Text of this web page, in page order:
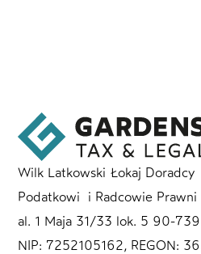
Wilk Latkowski Łokaj Doradcy
Podatkowi i Radcowie Prawni
al. 1 Maja 31/33 lok. 5 90-
NIP: 7252105162, REGON: